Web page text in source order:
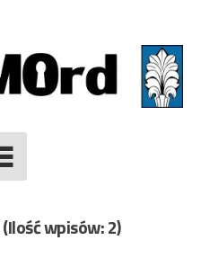
(Ilość wpisów: 2)